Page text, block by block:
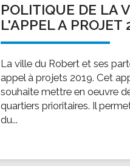
POLITIQUE DE LA
L'APPEL A PROJET
La ville du Robert et ses
appel à projets 2019. Cet
souhaite mettre en oeuvre
quartiers prioritaires. Il
du...